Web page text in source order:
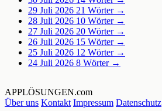
29 Juli 2026 21 Wörter →
28 Juli 2026 10 Wörter →
27 Juli 2026 20 Wörter →
26 Juli 2026 15 Wörter →
25 Juli 2026 12 Wörter →
24 Juli 2026 8 Wörter →
APPLÖSUNGEN.com
Über uns Kontakt Impressum Datenschutz